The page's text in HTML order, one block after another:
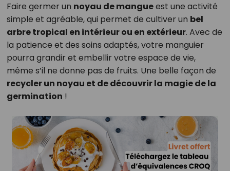
Faire germer un noyau de mangueest une activité
simple et agréable, qui permet de cultiver un bel
arbre tropical en intérieur ou en extérieur. Avec de
la patience et des soins adaptés, votre manguier
pourra grandir et embellir votre espace de vie,
même s’il ne donne pas de fruits. Une belle façon de
recycler un noyau et de découvrir la magie de la
germination !